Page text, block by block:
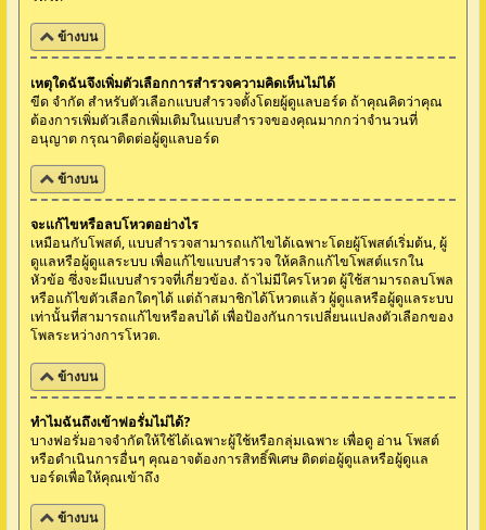
ข้างบน
เหตุใดฉันจึงเพิ่มตัวเลือกการสำรวจความคิดเห็นไม่ได้
ขีด จำกัด สำหรับตัวเลือกแบบสำรวจตั้งโดยผู้ดูแลบอร์ด ถ้าคุณคิดว่าคุณ
ต้องการเพิ่มตัวเลือกเพิ่มเติมในแบบสำรวจของคุณมากกว่าจำนวนที่
อนุญาต กรุณาติดต่อผู้ดูแลบอร์ด
ข้างบน
จะแก้ไขหรือลบโหวตอย่างไร
เหมือนกับโพสต์, แบบสำรวจสามารถแก้ไขได้เฉพาะโดยผู้โพสต์เริ่มต้น, ผู้
ดูแลหรือผู้ดูแลระบบ เพื่อแก้ไขแบบสำรวจ ให้คลิกแก้ไขโพสต์แรกใน
หัวข้อ ซึ่งจะมีแบบสำรวจที่เกี่ยวข้อง. ถ้าไม่มีใครโหวต ผู้ใช้สามารถลบโพล
หรือแก้ไขตัวเลือกใดๆได้ แต่ถ้าสมาชิกได้โหวตแล้ว ผู้ดูแลหรือผู้ดูแลระบบ
เท่านั้นที่สามารถแก้ไขหรือลบได้ เพื่อป้องกันการเปลี่ยนแปลงตัวเลือกของ
โพลระหว่างการโหวต.
ข้างบน
ทำไมฉันถึงเข้าฟอรั่มไม่ได้?
บางฟอรั่มอาจจำกัดให้ใช้ได้เฉพาะผู้ใช้หรือกลุ่มเฉพาะ เพื่อดู อ่าน โพสต์
หรือดำเนินการอื่นๆ คุณอาจต้องการสิทธิ์พิเศษ ติดต่อผู้ดูแลหรือผู้ดูแล
บอร์ดเพื่อให้คุณเข้าถึง
ข้างบน